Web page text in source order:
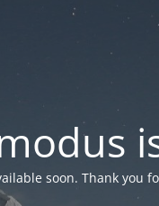
soon. Thank you